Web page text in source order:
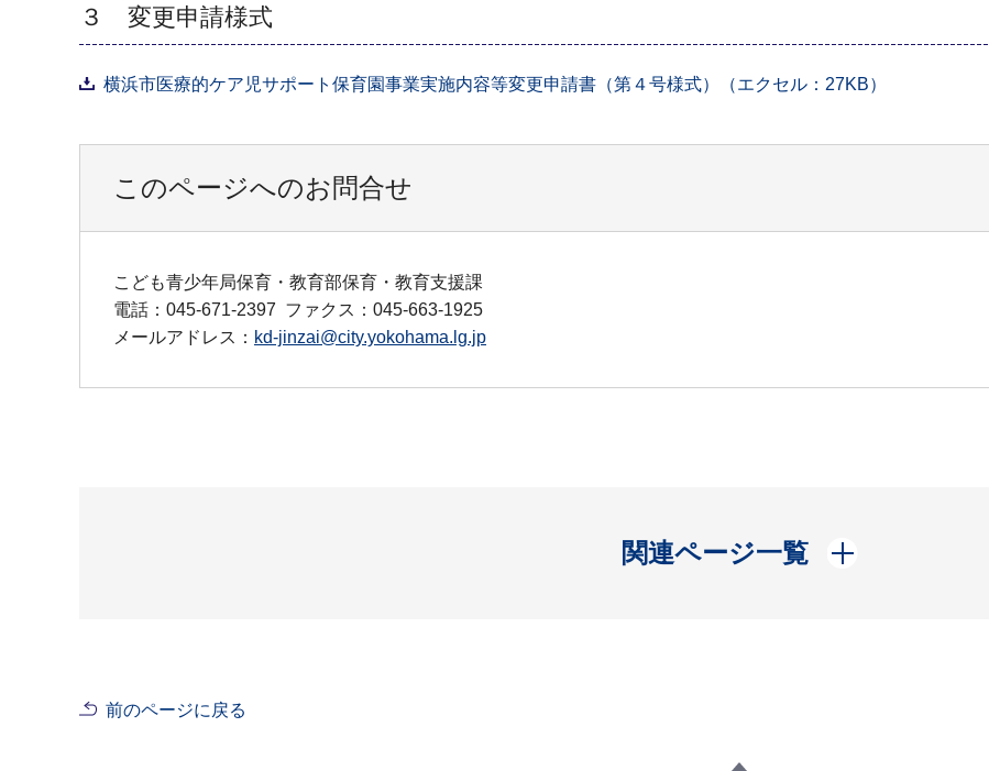
３ 変更申請様式
横浜市医療的ケア児サポート保育園事業実施内容等変更申請書（第４号様式）（エクセル：27KB）
このページへのお問合せ
こども青少年局保育・教育部保育・教育支援課
電話：045-671-2397 ファクス：045-663-1925
メールアドレス： kd-jinzai@city.yokohama.lg.jp
関連ページ一覧
開く
前のページに戻る